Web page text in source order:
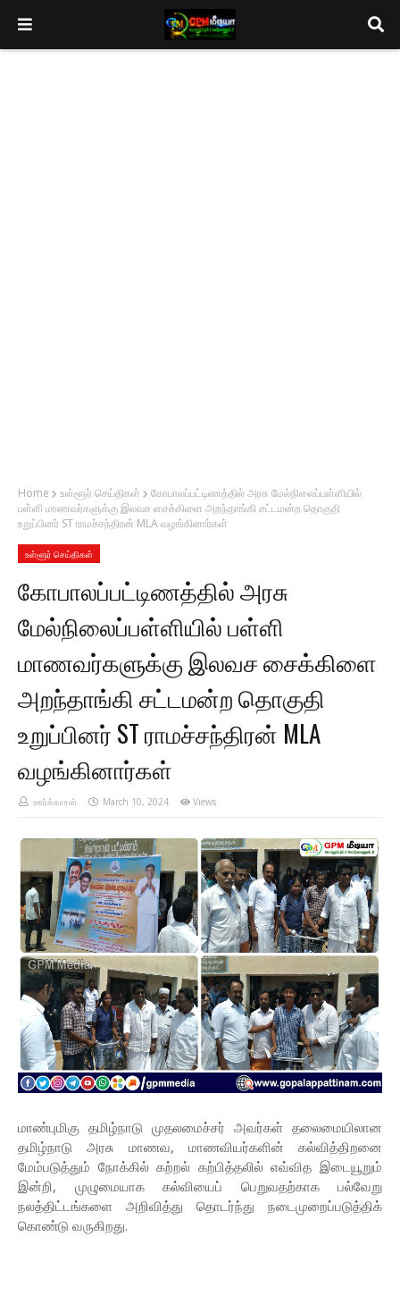
Home உள்ளூர் செய்திகள்
கோபாலப்பட்டிணத்தில் அரசு மேல்நிலைப்பள்ளியில்
பள்ளி மாணவர்களுக்கு இலவச சைக்கிளை அறந்தாங்கி சட்டமன்ற தொகுதி
உறுப்பினர் ST ராமச்சந்திரன் MLA வழங்கினார்கள்
உள்ளூர் செய்திகள்
கோபாலப்பட்டிணத்தில் அரசு
மேல்நிலைப்பள்ளியில் பள்ளி
மாணவர்களுக்கு இலவச சைக்கிளை
அறந்தாங்கி சட்டமன்ற தொகுதி
உறுப்பினர் ST ராமச்சந்திரன் MLA
வழங்கினார்கள்
ஊர்க்காரன் March 10, 2024 Views
மாண்புமிகு தமிழ்நாடு முதலமைச்சர் அவர்கள் தலைமையிலான
தமிழ்நாடு அரசு மாணவ, மாணவியர்களின் கல்வித்திறனை
மேம்படுத்தும் நோக்கில் கற்றல் கற்பித்தலில் எவ்வித இடையூறும்
இன்றி, முழுமையாக கல்வியைப் பெறுவதற்காக பல்வேறு
நலத்திட்டங்களை அறிவித்து தொடர்ந்து நடைமுறைப்படுத்திக்
கொண்டு வருகிறது.